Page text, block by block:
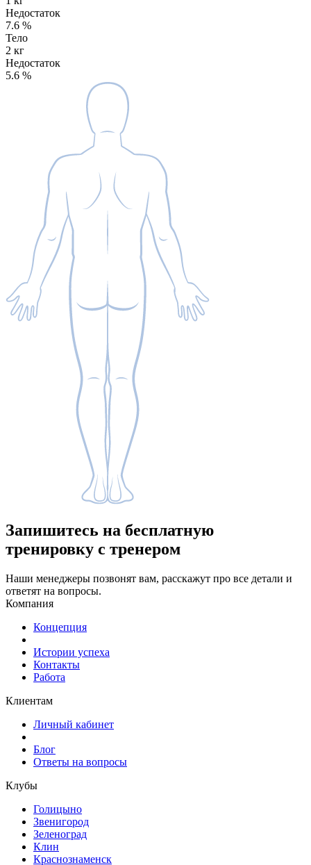
Недостаток
7.6 %
Тело
2 кг
Недостаток
5.6 %
Запишитесь на бесплатную
тренировку с тренером
Наши менеджеры позвонят вам, расскажут про все детали и
ответят на вопросы.
Компания
Концепция
Истории успеха
Контакты
Работа
Клиентам
Личный кабинет
Блог
Ответы на вопросы
Клубы
Голицыно
Звенигород
Зеленоград
Клин
Краснознаменск